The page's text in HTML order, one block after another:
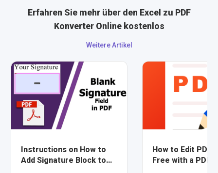
Erfahren Sie mehr über den Excel zu PDF
Konverter Online kostenlos
Weitere Artikel
Instructions on How to
Add Signature Block to
How to Edit PDF
Free with a PDF